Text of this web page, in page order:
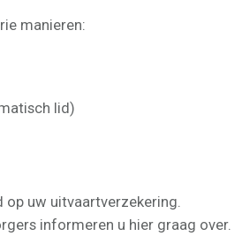
manieren:
lid)
op uw uitvaartverzekering.
informeren u hier graag over.